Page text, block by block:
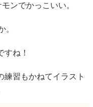
ンでかっこいい。
。
ね！
練習もかねてイラスト